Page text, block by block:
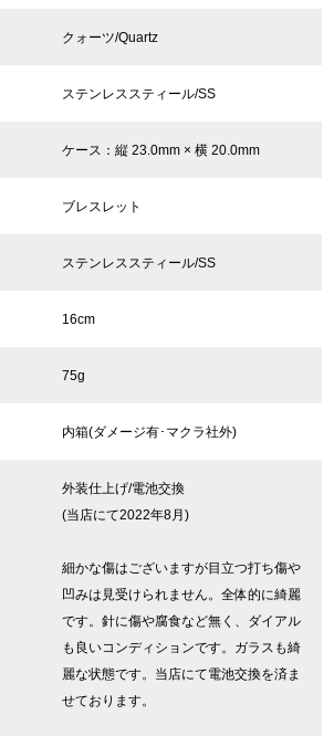
・下取りをご希望の方
万円クーポン
品高価買戻し
スについて
クォーツ/Quartz
ステンレススティール/SS
ケース：縦 23.0mm × 横 20.0mm
ブレスレット
ステンレススティール/SS
16cm
75g
内箱(ダメージ有･マクラ社外)
外装仕上げ/電池交換
(当店にて2022年8月)
細かな傷はございますが目立つ打ち傷や
凹みは見受けられません。全体的に綺麗
です。針に傷や腐食など無く、ダイアル
も良いコンディションです。ガラスも綺
麗な状態です。当店にて電池交換を済ま
せております。